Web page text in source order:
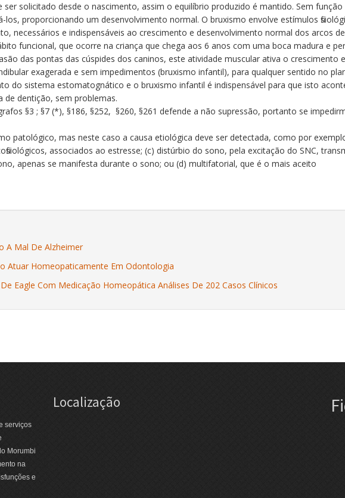
solicitado desde o nascimento, assim o equilíbrio produzido é mantido. Sem
proporcionando um desenvolvimento normal. O bruxismo envolve estímulos
necessários e indispensáveis ao crescimento e desenvolvimento normal dos arcos
funcional, que ocorre na criança que chega aos 6 anos com uma boca madura e
das pontas das cúspides dos caninos, este atividade muscular ativa o crescimento
exagerada e sem impedimentos (bruxismo infantil), para qualquer sentido no
do sistema estomatognático e o bruxismo infantil é indispensável para que isto
dentição, sem problemas.
§3 ; §7 (*), §186, §252, §260, §261 defende a não supressão, portanto se
patológico, mas neste caso a causa etiológica deve ser detectada, como por
associados ao estresse; (c) distúrbio do sono, pela excitação do SNC,
apenas se manifesta durante o sono; ou (d) multifatorial, que é o mais aceito
A Mal De Alzheimer
Atuar Homeopaticamente Em Odontologia
Eagle Com Medicação Homeopática Análises De 202 Casos Clínicos
serviços
Morumbi
na
e
Localização